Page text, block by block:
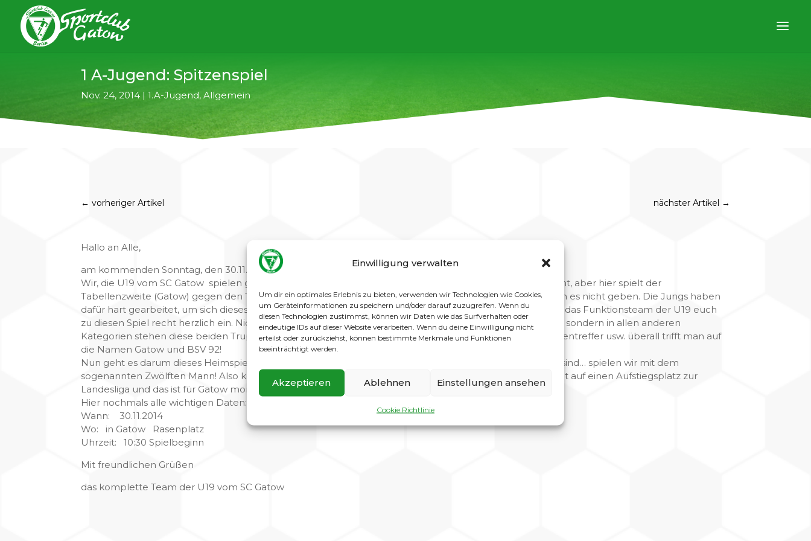
Einwilligung verwalten
Um dir ein optimales Erlebnis zu bieten, verwenden wir Technologien wie Cookies,
um Geräteinformationen zu speichern und/oder darauf zuzugreifen. Wenn du
diesen Technologien zustimmst, können wir Daten wie das Surfverhalten oder
eindeutige IDs auf dieser Website verarbeiten. Wenn du deine Einwilligung nicht
erteilst oder zurückziehst, können bestimmte Merkmale und Funktionen
beeinträchtigt werden.
Akzeptieren Ablehnen Einstellungen ansehen
Cookie Richtlinie
1 A-Jugend: Spitzenspiel
Nov. 24, 2014 |1.A-Jugend,Allgemein
←vorheriger Artikel nächster Artikel →
Hallo an Alle,
am kommenden Sonntag, den 30.11.2014 ist es nun endlich soweit!
Wir, die U19 vom SC Gatow spielen gegen den BSV 92! Aha, naja nichts besonders, denkt ihr euch vielleicht, aber hier spielt der
Tabellenzweite (Gatow) gegen den Tabellenführer (BSV 92) gegeneinander, also eine bessere Partie kann es nicht geben. Die Jungs haben
dafür hart gearbeitet, um sich dieses Spitzenspiel zu verdienen, daher laden die Jungs und natürlich auch das Funktionsteam der U19 euch
zu diesen Spiel recht herzlich ein. Nicht nur in der Tabelle führen diese beiden Mannschaften das Feld an, sondern in allen anderen
Kategorien stehen diese beiden Truppen vorne, ob es um die meisten Tore geht oder die wenigsten Gegentreffer usw. überall trifft man auf
die Namen Gatow und BSV 92!
Nun geht es darum dieses Heimspiel von Uns, auch zu einem Richtigen zu machen, umso mehr Fans da sind… spielen wir mit dem
sogenannten Zwölften Mann! Also kommt bitte zahlreich, denn die Mannschaft steht als Aufsteiger erneut auf einen Aufstiegsplatz zur
Landesliga und das ist für Gatow momentan eine besondere Leistung!
Hier nochmals alle wichtigen Daten:
Wann: 30.11.2014
Wo: in Gatow Rasenplatz
Uhrzeit: 10:30 Spielbeginn
Mit freundlichen Grüßen
das komplette Team der U19 vom SC Gatow